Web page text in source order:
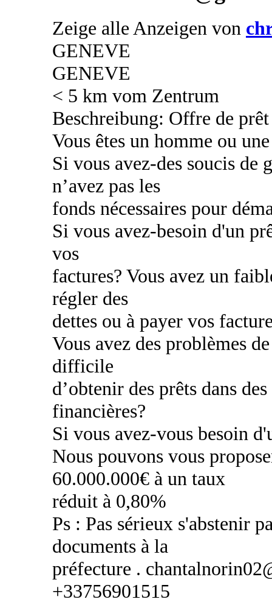
Zeige alle Anzeigen von
GENEVE
GENEVE
< 5 km vom Zentrum
Beschreibung: Offre de
Vous êtes un homme ou
Si vous avez-des soucis de
n’avez pas les
fonds nécessaires pour
Si vous avez-besoin d'un
vos
factures? Vous avez un
régler des
dettes ou à payer vos
Vous avez des problèmes
difficile
d’obtenir des prêts dans
financières?
Si vous avez-vous besoin
Nous pouvons vous
60.000.000€ à un taux
réduit à 0,80%
Ps : Pas sérieux s'abstenir
documents à la
préfecture .
+33756901515